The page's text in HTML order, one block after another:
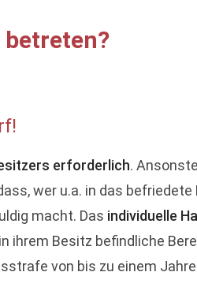
betreten?
erforderlich.
wer u.a. in das
macht. Das individuelle
ihrem Besitz befindliche
von bis zu einem